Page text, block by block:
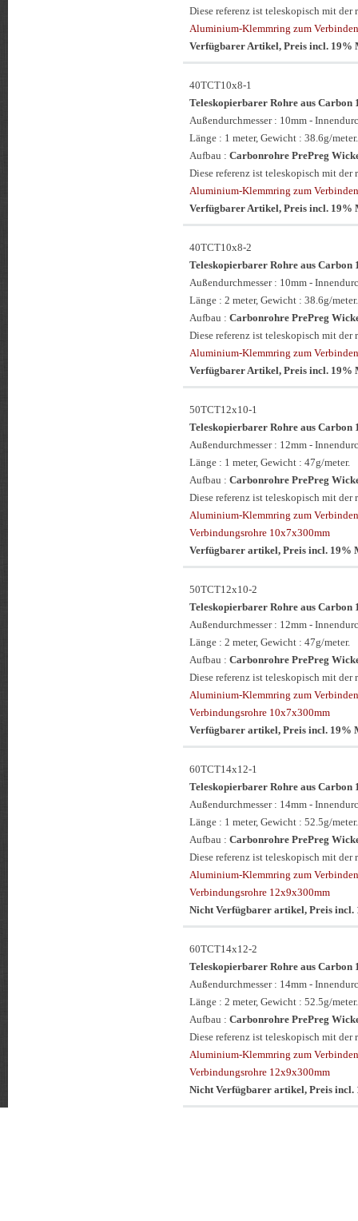
Diese referenz ist teleskopisch mit
Aluminium-Klemmring zum
Verfügbarer Artikel, Preis incl. 19%
40TCT10x8-1
Teleskopierbarer Rohre aus Carbon
Außendurchmesser : 10mm -
Länge : 1 meter, Gewicht : 38.6g/meter.
Aufbau : Carbonrohre PrePreg
Diese referenz ist teleskopisch mit
Aluminium-Klemmring zum
Verfügbarer Artikel, Preis incl. 19%
40TCT10x8-2
Teleskopierbarer Rohre aus Carbon
Außendurchmesser : 10mm -
Länge : 2 meter, Gewicht : 38.6g/meter.
Aufbau : Carbonrohre PrePreg
Diese referenz ist teleskopisch mit
Aluminium-Klemmring zum
Verfügbarer Artikel, Preis incl. 19%
50TCT12x10-1
Teleskopierbarer Rohre aus Carbon
Außendurchmesser : 12mm -
Länge : 1 meter, Gewicht : 47g/meter.
Aufbau : Carbonrohre PrePreg
Diese referenz ist teleskopisch mit
Aluminium-Klemmring zum
Verbindungsrohre 10x7x300mm
Verfügbarer artikel, Preis incl. 19%
50TCT12x10-2
Teleskopierbarer Rohre aus Carbon
Außendurchmesser : 12mm -
Länge : 2 meter, Gewicht : 47g/meter.
Aufbau : Carbonrohre PrePreg
Diese referenz ist teleskopisch mit
Aluminium-Klemmring zum
Verbindungsrohre 10x7x300mm
Verfügbarer artikel, Preis incl. 19%
60TCT14x12-1
Teleskopierbarer Rohre aus Carbon
Außendurchmesser : 14mm -
Länge : 1 meter, Gewicht : 52.5g/meter.
Aufbau : Carbonrohre PrePreg
Diese referenz ist teleskopisch mit
Aluminium-Klemmring zum
Verbindungsrohre 12x9x300mm
Nicht Verfügbarer artikel, Preis incl.
60TCT14x12-2
Teleskopierbarer Rohre aus Carbon
Außendurchmesser : 14mm -
Länge : 2 meter, Gewicht : 52.5g/meter.
Aufbau : Carbonrohre PrePreg
Diese referenz ist teleskopisch mit
Aluminium-Klemmring zum
Verbindungsrohre 12x9x300mm
Nicht Verfügbarer artikel, Preis incl.